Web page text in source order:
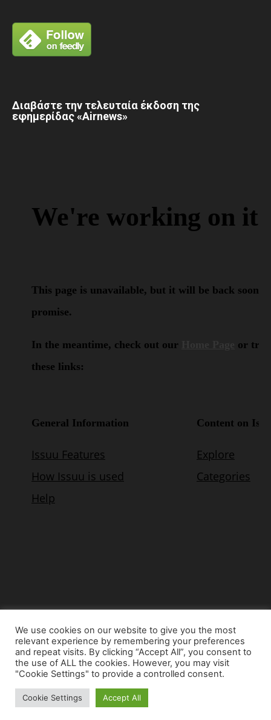
Διαβάστε την τελευταία έκδοση της
εφημερίδας «Airnews»
© Copyright 2015 - www.airnews.gr
We use cookies on our website to give you the most
relevant experience by remembering your preferences
and repeat visits. By clicking “Accept All”, you consent to
the use of ALL the cookies. However, you may visit
"Cookie Settings" to provide a controlled consent.
Cookie Settings Accept All